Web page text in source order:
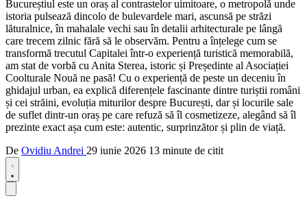
Bucureștiul este un oraș al contrastelor uimitoare, o metropolă unde
istoria pulsează dincolo de bulevardele mari, ascunsă pe străzi
lăturalnice, în mahalale vechi sau în detalii arhitecturale pe lângă
care trecem zilnic fără să le observăm. Pentru a înțelege cum se
transformă trecutul Capitalei într-o experiență turistică memorabilă,
am stat de vorbă cu Anita Sterea, istoric și Președinte al Asociației
Coolturale Nouă ne pasă! Cu o experiență de peste un deceniu în
ghidajul urban, ea explică diferențele fascinante dintre turiștii români
și cei străini, evoluția miturilor despre București, dar și locurile sale
de suflet dintr-un oraș pe care refuză să îl cosmetizeze, alegând să îl
prezinte exact așa cum este: autentic, surprinzător și plin de viață.
De Ovidiu Andrei 29 iunie 2026 13 minute de citit